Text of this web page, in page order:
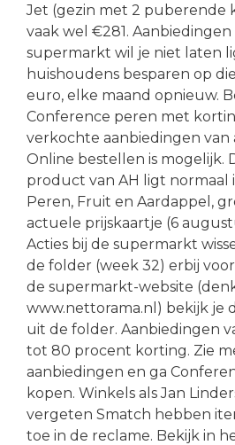
Jet (gezin met 2 puberende
vaak wel €281. Aanbiedingen
supermarkt wil je niet laten
huishoudens besparen op
euro, elke maand opnieuw.
Conference peren met
verkochte aanbiedingen van
Online bestellen is mogelijk.
product van AH ligt normaal
Peren, Fruit en Aardappel,
actuele prijskaartje (6
Acties bij de supermarkt
de folder (week 32) erbij
de supermarkt-website
www.nettorama.nl) bekijk je
uit de folder. Aanbiedingen
tot 80 procent korting. Zie
aanbiedingen en ga
kopen. Winkels als Jan
vergeten Smatch hebben
toe in de reclame. Bekijk in